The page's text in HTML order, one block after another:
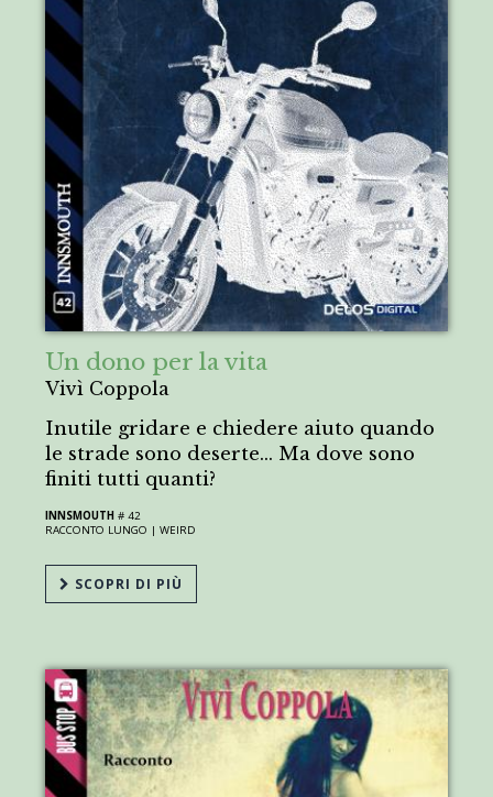
Un dono per la vita
Vivì Coppola
Inutile gridare e chiedere aiuto quando
le strade sono deserte... Ma dove sono
finiti tutti quanti?
INNSMOUTH # 42
RACCONTO LUNGO |WEIRD
SCOPRI DI PIÙ